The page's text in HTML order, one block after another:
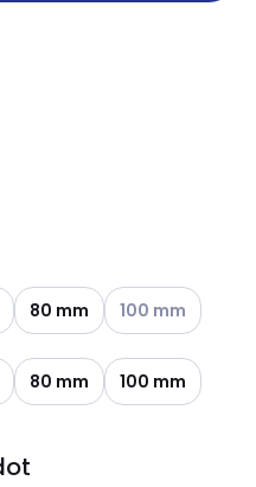
80 mm Katso
100 mm
80 mm
100 mm